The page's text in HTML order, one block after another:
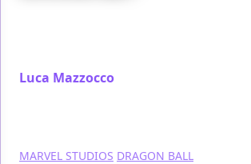
Luca Mazzocco
MARVEL STUDIOS DRAGON BALL